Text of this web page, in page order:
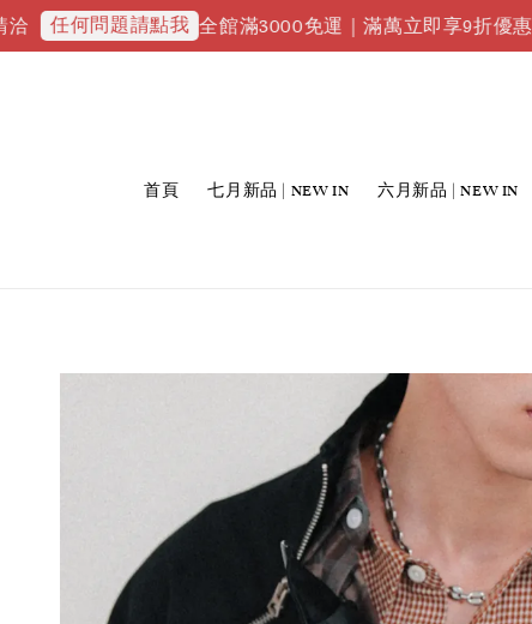
題請點我 全館滿3000免運｜滿萬立即享9折優惠並升級VIP
首頁 七月新品 | NEW IN 六月新品 | NEW IN